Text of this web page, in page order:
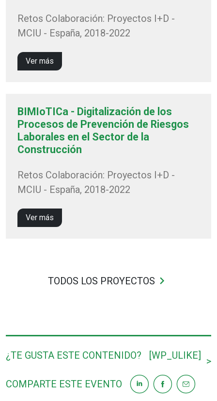
Retos Colaboración: Proyectos I+D -
MCIU - España, 2018-2022
Ver más
BIMIoTICa - Digitalización de los
Procesos de Prevención de Riesgos
Laborales en el Sector de la
Construcción
Retos Colaboración: Proyectos I+D -
MCIU - España, 2018-2022
Ver más
TODOS LOS PROYECTOS keyboard_arrow_right
¿TE GUSTA ESTE CONTENIDO? [WP_ULIKE]
>
COMPARTE ESTE EVENTO